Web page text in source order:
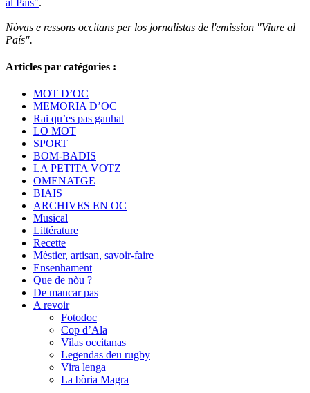
Nòvas e ressons occitans per los jornalistas de l'emission "Viure al
País".
Articles par catégories :
MOT D’OC
MEMORIA D’OC
Rai qu’es pas ganhat
LO MOT
SPORT
BOM-BADIS
LA PETITA VOTZ
OMENATGE
BIAIS
ARCHIVES EN OC
Musical
Littérature
Recette
Mèstier, artisan, savoir-faire
Ensenhament
Que de nòu ?
De mancar pas
A revoir
Fotodoc
Cop d’Ala
Vilas occitanas
Legendas deu rugby
Vira lenga
La bòria Magra